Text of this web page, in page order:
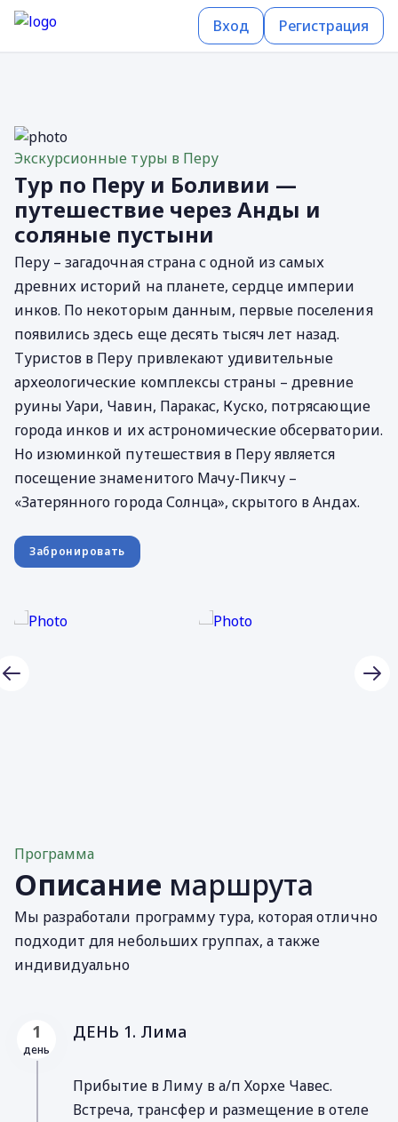
Вход Регистрация
Экскурсионные туры в Перу
Тур по Перу и Боливии —
путешествие через Анды и
соляные пустыни
Перу – загадочная страна с одной из самых
древних историй на планете, сердце империи
инков. По некоторым данным, первые поселения
появились здесь еще десять тысяч лет назад.
Туристов в Перу привлекают удивительные
археологические комплексы страны – древние
руины Уари, Чавин, Паракас, Куско, потрясающие
города инков и их астрономические обсерватории.
Но изюминкой путешествия в Перу является
посещение знаменитого Мачу-Пикчу –
«Затерянного города Солнца», скрытого в Андах.
Забронировать
Программа
Описание маршрута
Мы разработали программу тура, которая отлично
подходит для небольших группах, а также
индивидуально
1
день
ДЕНЬ 1. Лима
Прибытие в Лиму в а/п Хорхе Чавес.
Встреча, трансфер и размещение в отеле